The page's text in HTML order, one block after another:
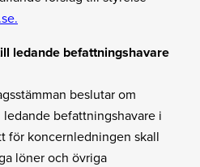
ledande befattningshavare
beslutar om
befattningshavare i
för koncernledningen skall
löner och övriga